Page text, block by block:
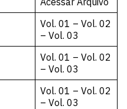
Vol. 01 – Vol. 02
– Vol. 03
Vol. 01 – Vol. 02
– Vol. 03
Vol. 01 – Vol. 02
– Vol. 03